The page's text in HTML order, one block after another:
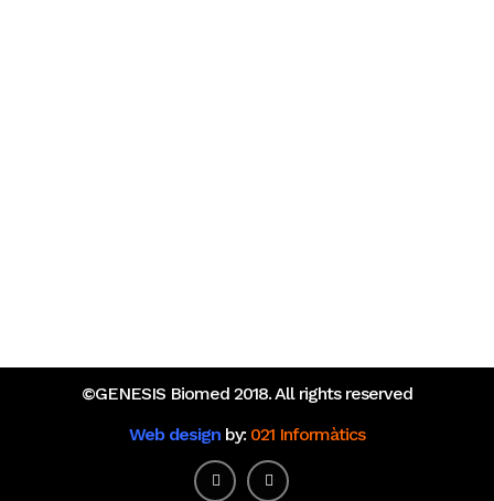
©GENESIS Biomed 2018. All rights reserved
Web design by: 021 Informàtics